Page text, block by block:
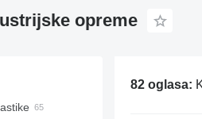
opreme
82 oglasa: